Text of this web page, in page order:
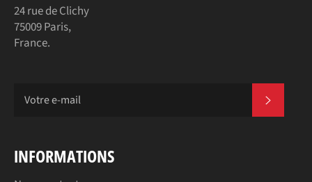
24 rue de Clichy
75009 Paris,
France.
INFORMATIONS